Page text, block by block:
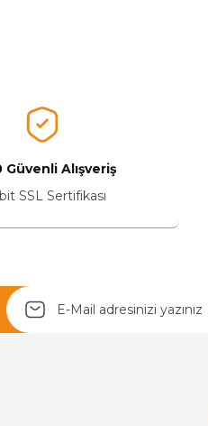
Güvenli Alışveriş
SSL Sertifikası